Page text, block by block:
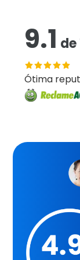
9.1 de
Ótima